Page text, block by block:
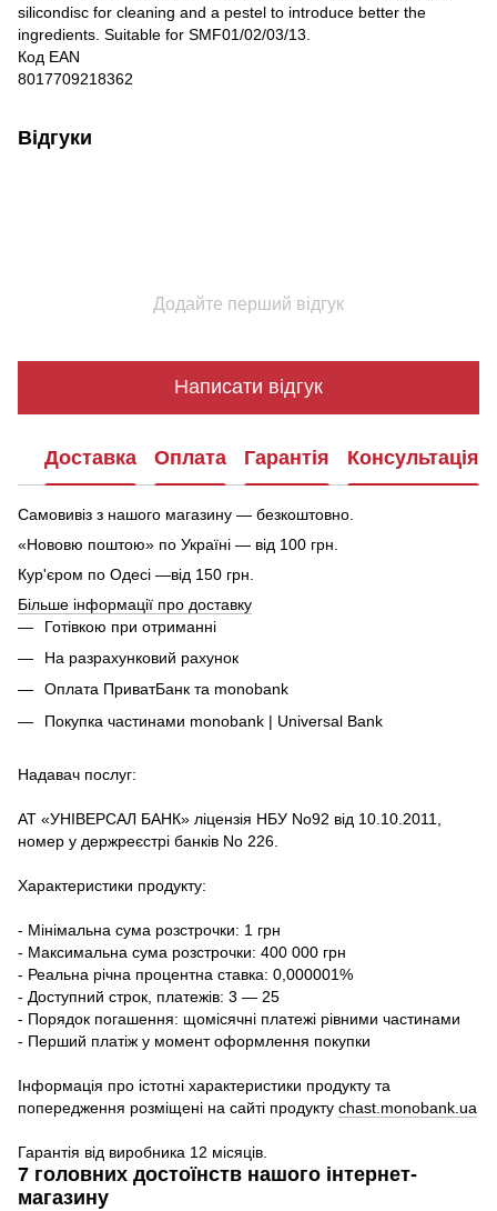
silicondisc for cleaning and a pestel to introduce better the
ingredients. Suitable for SMF01/02/03/13.
Код EAN
8017709218362
Відгуки
Додайте перший відгук
Написати відгук
Доставка Оплата Гарантія Консультація
Самовивіз з нашого магазину — безкоштовно.
«Нововю поштою» по Україні — від 100 грн.
Кур'єром по Одесі —від 150 грн.
Більше інформації про доставку
Готівкою при отриманні
На разрахунковий рахунок
Оплата ПриватБанк та monobank
Покупка частинами monobank | Universal Bank
Надавач послуг:
АТ «УНІВЕРСАЛ БАНК» ліцензія НБУ No92 від 10.10.2011,
номер у держреєстрі банків No 226.
Характеристики продукту:
- Мінімальна сума розстрочки: 1 грн
- Максимальна сума розстрочки: 400 000 грн
- Реальна річна процентна ставка: 0,000001%
- Доступний строк, платежів: 3 — 25
- Порядок погашення: щомісячні платежі рівними частинами
- Перший платіж у момент оформлення покупки
Інформація про істотні характеристики продукту та
попередження розміщені на сайті продукту chast.monobank.ua
Гарантія від виробника 12 місяців.
7 головних достоїнств нашого інтернет-
магазину